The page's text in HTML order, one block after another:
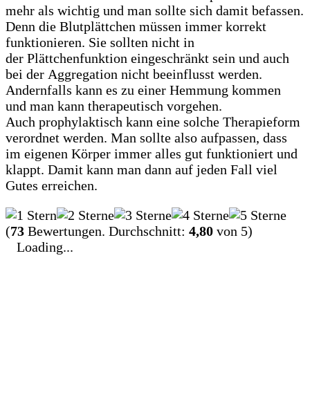
mehr als wichtig und man sollte sich damit befassen.
Denn die Blutplättchen müssen immer korrekt
funktionieren. Sie sollten nicht in
der Plättchenfunktion eingeschränkt sein und auch
bei der Aggregation nicht beeinflusst werden.
Andernfalls kann es zu einer Hemmung kommen
und man kann therapeutisch vorgehen.
Auch prophylaktisch kann eine solche Therapieform
verordnet werden. Man sollte also aufpassen, dass
im eigenen Körper immer alles gut funktioniert und
klappt. Damit kann man dann auf jeden Fall viel
Gutes erreichen.
(73 Bewertungen. Durchschnitt: 4,80 von 5)
Loading...